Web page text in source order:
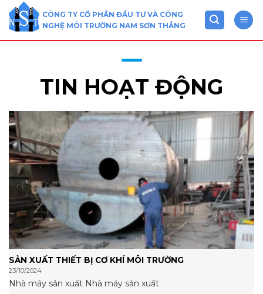
Skip
CÔNG TY CỔ PHẦN ĐẦU TƯ VÀ CÔNG
NGHỆ MÔI TRƯỜNG NAM SƠN THẮNG
TIN HOẠT ĐỘNG
SẢN XUẤT THIẾT BỊ CƠ KHÍ MÔI TRƯỜNG
23/10/2024
Nhà máy sản xuất Nhà máy sản xuất